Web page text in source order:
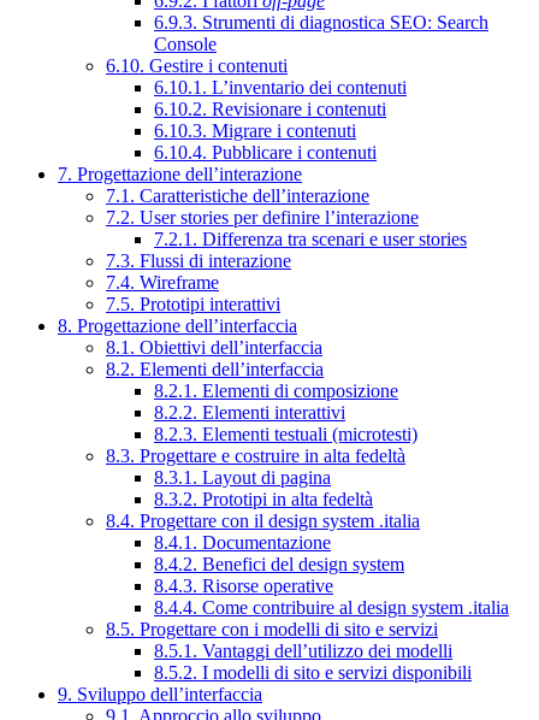
6.9.3. Strumenti di diagnostica SEO: Search
Console
6.10. Gestire i contenuti
6.10.1. L’inventario dei contenuti
6.10.2. Revisionare i contenuti
6.10.3. Migrare i contenuti
6.10.4. Pubblicare i contenuti
7. Progettazione dell’interazione
7.1. Caratteristiche dell’interazione
7.2. User stories per definire l’interazione
7.2.1. Differenza tra scenari e user stories
7.3. Flussi di interazione
7.4. Wireframe
7.5. Prototipi interattivi
8. Progettazione dell’interfaccia
8.1. Obiettivi dell’interfaccia
8.2. Elementi dell’interfaccia
8.2.1. Elementi di composizione
8.2.2. Elementi interattivi
8.2.3. Elementi testuali (microtesti)
8.3. Progettare e costruire in alta fedeltà
8.3.1. Layout di pagina
8.3.2. Prototipi in alta fedeltà
8.4. Progettare con il design system .italia
8.4.1. Documentazione
8.4.2. Benefici del design system
8.4.3. Risorse operative
8.4.4. Come contribuire al design system .italia
8.5. Progettare con i modelli di sito e servizi
8.5.1. Vantaggi dell’utilizzo dei modelli
8.5.2. I modelli di sito e servizi disponibili
9. Sviluppo dell’interfaccia
9.1. Approccio allo sviluppo